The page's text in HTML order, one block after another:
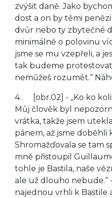
zvýšit daně. Jako
dost a on by těmi
dvůr nebo ty zbytečné
minimálně o polovinu
jsme se mu vzepřeli, a
tak budeme
nemůžeš rozumět.“
4. [obr.02] - „Ko ko
Můj člověk byl
vrátka, takže jsem
pánem, až jsme doběhli
Shromažďovala se tam
mně přistoupil
tohle je Bastila, naše
ale už dlouho nebude.“
najednou vrhli k Bastile